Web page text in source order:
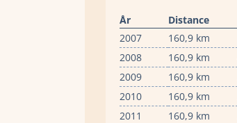
År Distance
2007
160,9 km
2008
160,9 km
2009
160,9 km
2010
160,9 km
2011
160,9 km